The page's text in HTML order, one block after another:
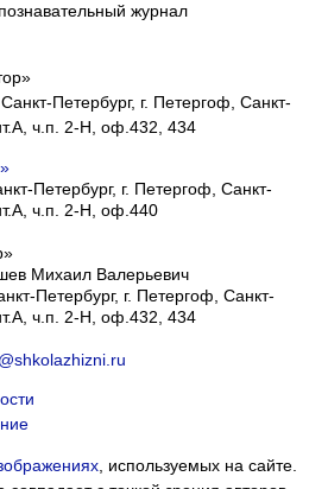
журнал
Петербург, г. Петергоф, Санкт-
ч.п. 2-Н, оф.432, 434
Петербург, г. Петергоф, Санкт-
ч.п. 2-Н, оф.440
Михаил Валерьевич
Петербург, г. Петергоф, Санкт-
ч.п. 2-Н, оф.432, 434
, используемых на сайте.